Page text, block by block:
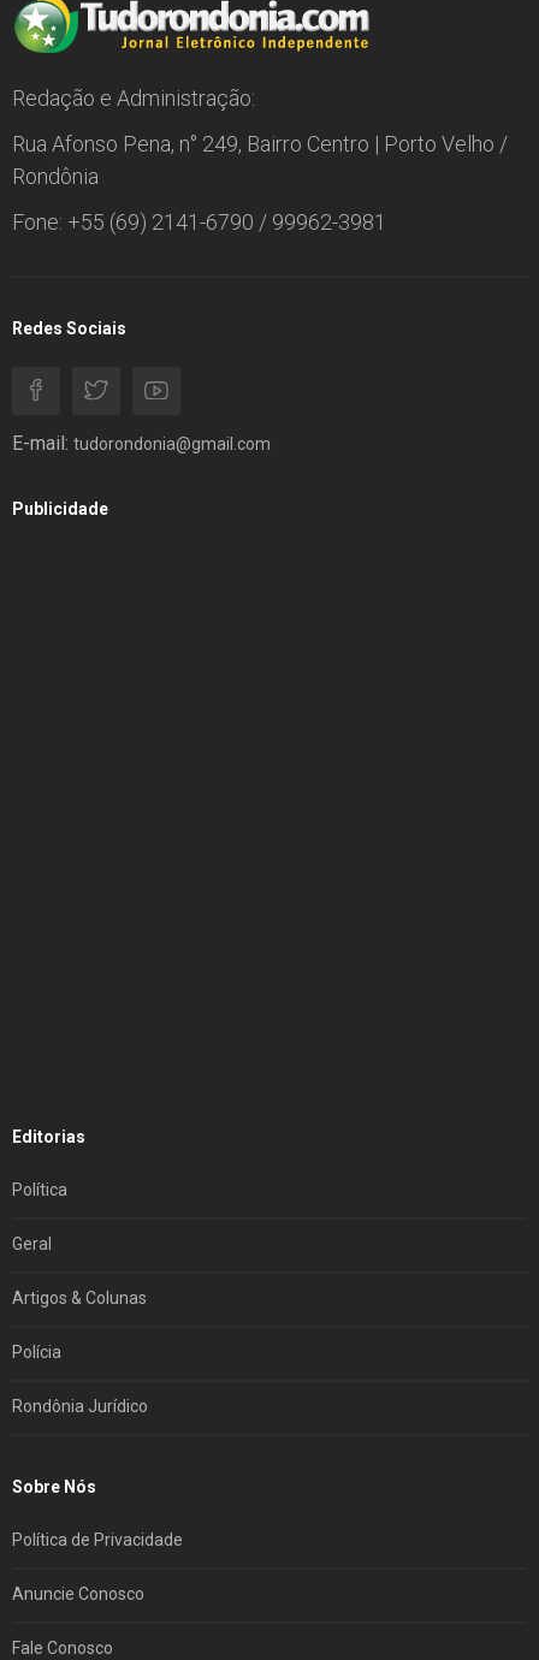
Redação e Administração:
Rua Afonso Pena, n° 249, Bairro Centro | Porto Velho /
Rondônia
Fone: +55 (69) 2141-6790 / 99962-3981
Redes Sociais
E-mail: tudorondonia@gmail.com
Publicidade
Editorias
Política
Geral
Artigos & Colunas
Polícia
Rondônia Jurídico
Sobre Nós
Política de Privacidade
Anuncie Conosco
Fale Conosco